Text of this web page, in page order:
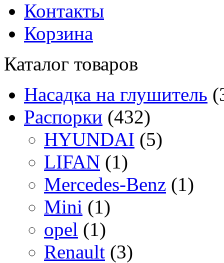
Контакты
Корзина
Каталог товаров
Насадка на глушитель
Распорки (432)
HYUNDAI (5)
LIFAN (1)
Mercedes-Benz (1)
Mini (1)
opel (1)
Renault (3)